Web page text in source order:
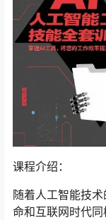
课程介绍：
随着人工智能技
命和互联网时代